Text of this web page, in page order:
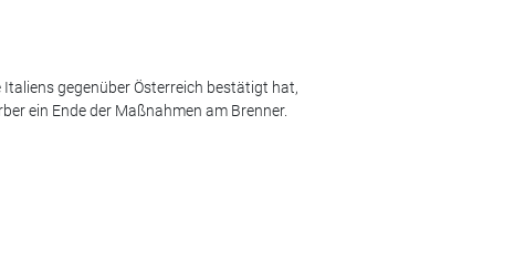
gegenüber Österreich bestätigt hat,
ein Ende der Maßnahmen am Brenner.